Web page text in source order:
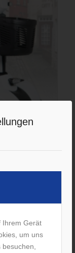
Ihrem Gerät
um uns